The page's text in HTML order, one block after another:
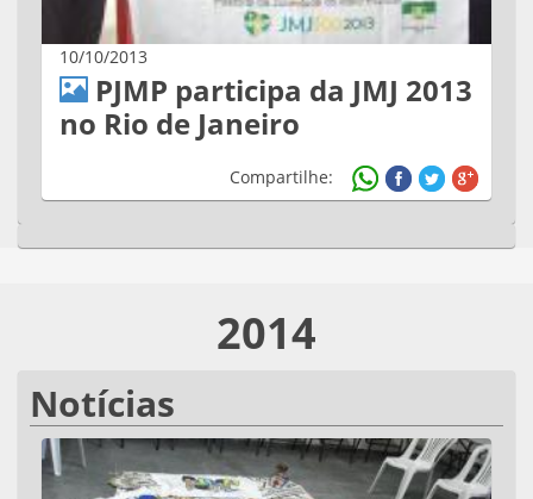
10/10/2013
PJMP participa da JMJ 2013
no Rio de Janeiro
Compartilhe:
2014
Notícias